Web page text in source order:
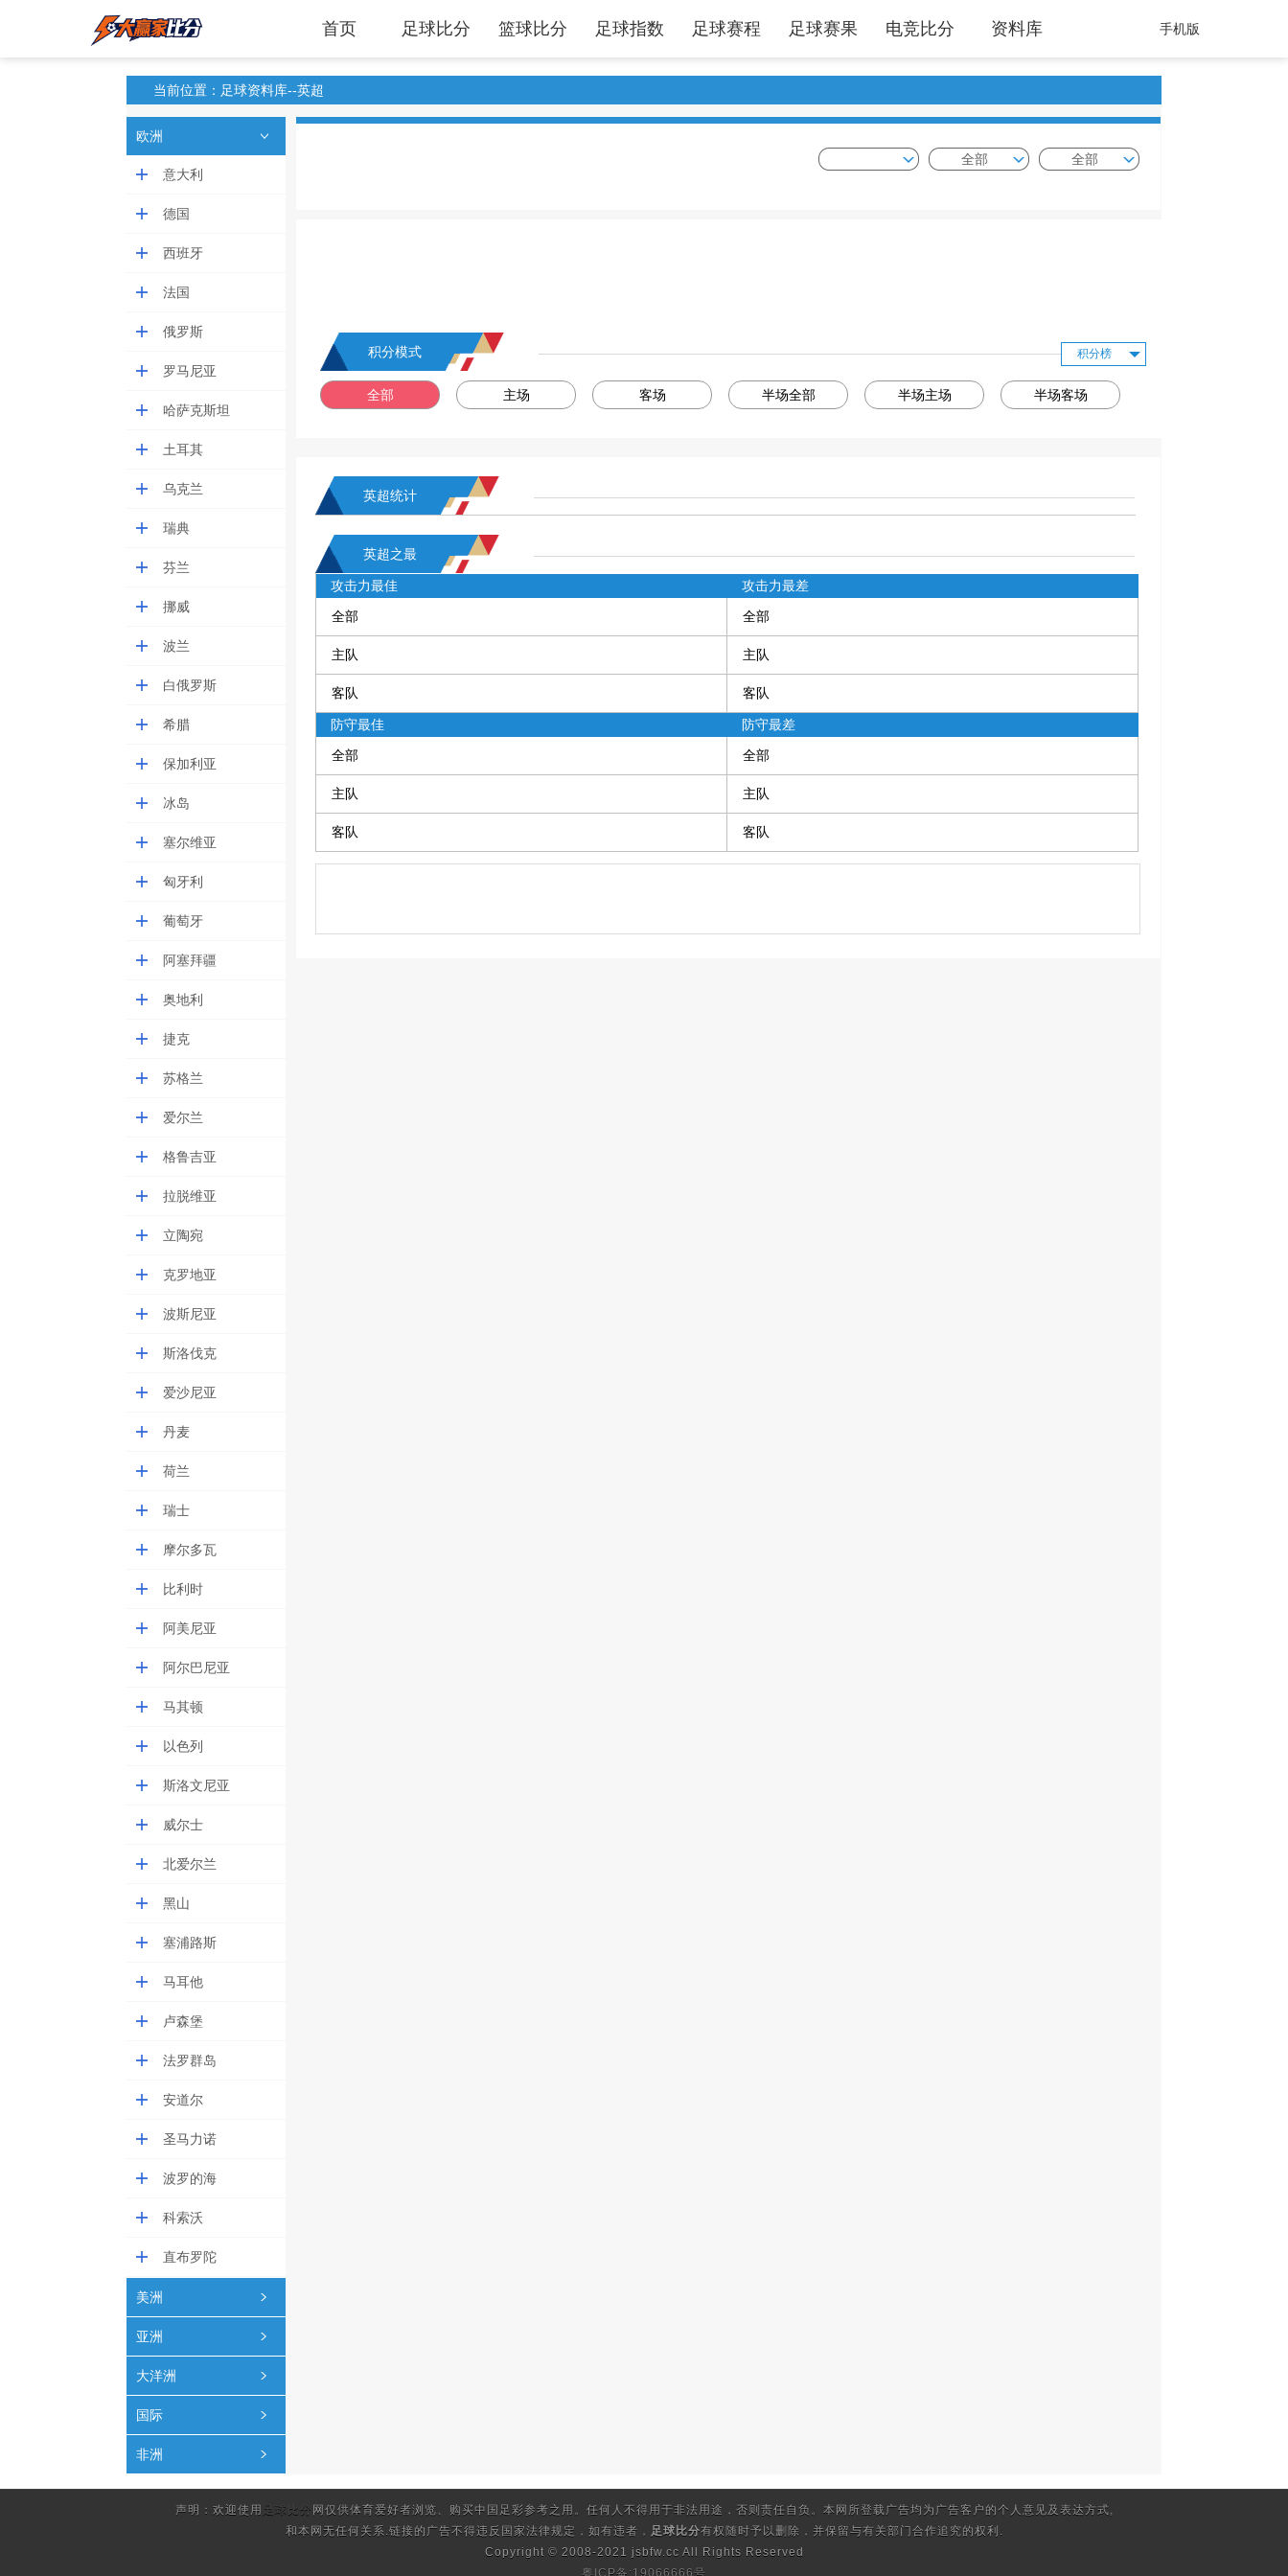
首页 足球比分 篮球比分 足球指数 足球赛程 足球赛果 电竞比分 资料库 手机版
当前位置：足球资料库--英超
欧洲
意大利
德国
西班牙
法国
俄罗斯
罗马尼亚
哈萨克斯坦
土耳其
乌克兰
瑞典
芬兰
挪威
波兰
白俄罗斯
希腊
保加利亚
冰岛
塞尔维亚
匈牙利
葡萄牙
阿塞拜疆
奥地利
捷克
苏格兰
爱尔兰
格鲁吉亚
拉脱维亚
立陶宛
克罗地亚
波斯尼亚
斯洛伐克
爱沙尼亚
丹麦
荷兰
瑞士
摩尔多瓦
比利时
阿美尼亚
阿尔巴尼亚
马其顿
以色列
斯洛文尼亚
威尔士
北爱尔兰
黑山
塞浦路斯
马耳他
卢森堡
法罗群岛
安道尔
圣马力诺
波罗的海
科索沃
直布罗陀
美洲
亚洲
大洋洲
国际
非洲
全部 全部
积分模式 积分榜
全部 主场 客场 半场全部 半场主场 半场客场
英超统计
英超之最
攻击力最佳
全部
主队
客队
攻击力最差
全部
主队
客队
防守最佳
全部
主队
客队
防守最差
全部
主队
客队
声明：欢迎使用 足球比分 网仅供体育爱好者浏览、购买中国足彩参考之用。任何人不得用于非法用途，否则责任自负。本网所登载广告均为广告客户的个人意见及表达方式,
和本网无任何关系.链接的广告不得违反国家法律规定，如有违者， 足球比分有权随时予以删除，并保留与有关部门合作追究的权利.
Copyright © 2008-2021 jsbfw.cc All Rights Reserved
粤ICP备:19066666号